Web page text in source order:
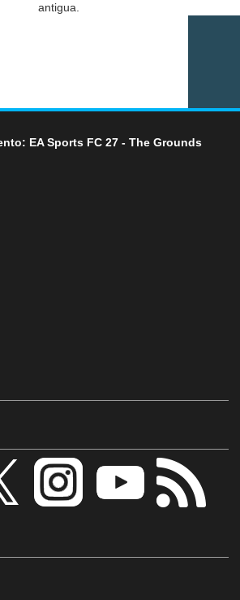
antigua.
EA Sports FC 27 - The Grounds